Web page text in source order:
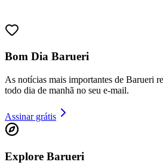
Bom Dia Barueri
As notícias mais importantes de Barueri
todo dia de manhã no seu e-mail.
Assinar grátis
Explore Barueri